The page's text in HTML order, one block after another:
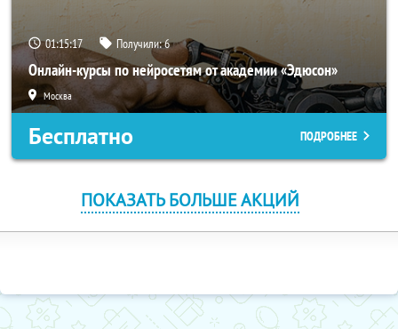
01:15:17 Получили:6
Онлайн-курсы по нейросетям от академии «Эдюсон»
Москва
Бесплатно ПОДРОБНЕЕ
ПОКАЗАТЬ БОЛЬШЕ АКЦИЙ